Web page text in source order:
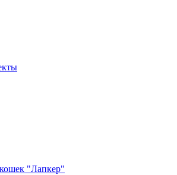
"Лапкер"